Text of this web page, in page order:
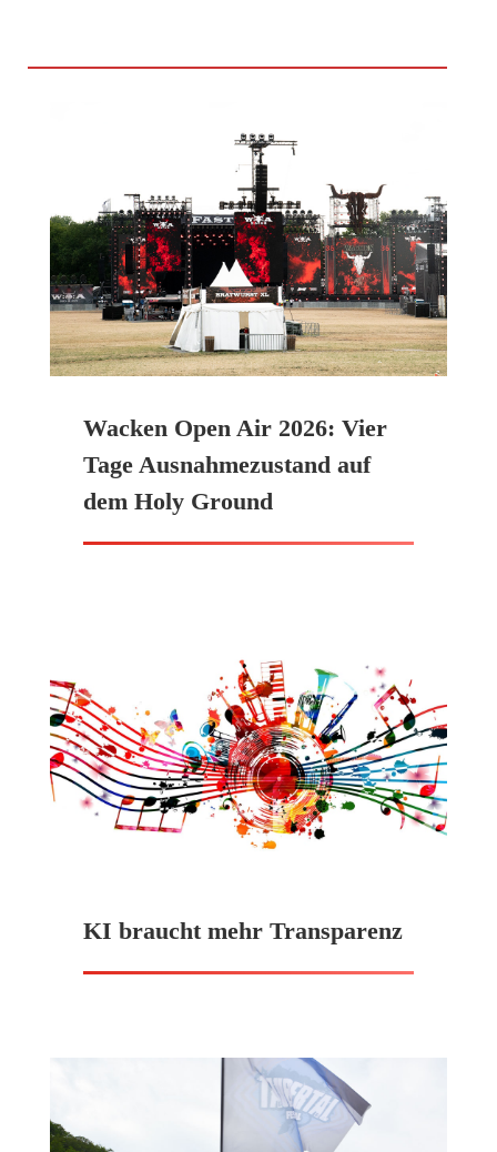
Wacken Open Air 2026: Vier
Tage Ausnahmezustand auf
dem Holy Ground
KI braucht mehr Transparenz